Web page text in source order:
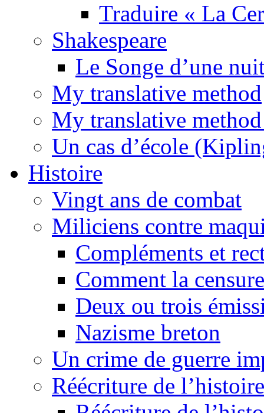
Traduire « La
Shakespeare
Le Songe d’une
My translative method
My translative
Un cas d’école
Histoire
Vingt ans de combat
Miliciens contre
Compléments et
Comment la
Deux ou trois
Nazisme breton
Un crime de guerre
Réécriture de